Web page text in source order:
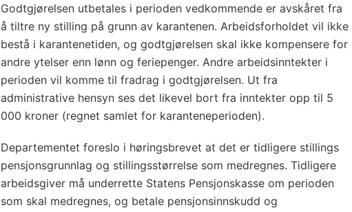
Godtgjørelsen utbetales i perioden vedkommende er avskåret fra
å tiltre ny stilling på grunn av karantenen. Arbeidsforholdet vil ikke
bestå i karantenetiden, og godtgjørelsen skal ikke kompensere for
andre ytelser enn lønn og feriepenger. Andre arbeidsinntekter i
perioden vil komme til fradrag i godtgjørelsen. Ut fra
administrative hensyn ses det likevel bort fra inntekter opp til 5
000 kroner (regnet samlet for karanteneperioden).
Departementet foreslo i høringsbrevet at det er tidligere stillings
pensjonsgrunnlag og stillingsstørrelse som medregnes. Tidligere
arbeidsgiver må underrette Statens Pensjonskasse om perioden
som skal medregnes, og betale pensjonsinnskudd og